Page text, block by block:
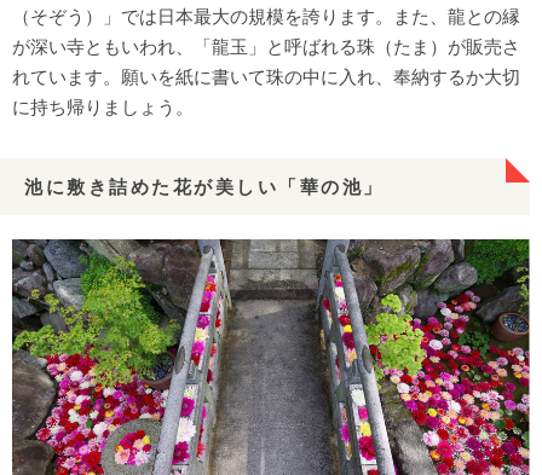
（そぞう）」では日本最大の規模を誇ります。また、龍との縁
が深い寺ともいわれ、「龍玉」と呼ばれる珠（たま）が販売さ
れています。願いを紙に書いて珠の中に入れ、奉納するか大切
に持ち帰りましょう。
池に敷き詰めた花が美しい「華の池」